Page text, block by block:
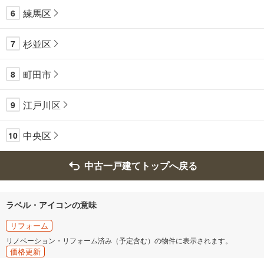
6 練馬区
7 杉並区
8 町田市
9 江戸川区
10 中央区
中古一戸建てトップへ戻る
ラベル・アイコンの意味
リフォーム
リノベーション・リフォーム済み（予定含む）の物件に表示されます。
価格更新